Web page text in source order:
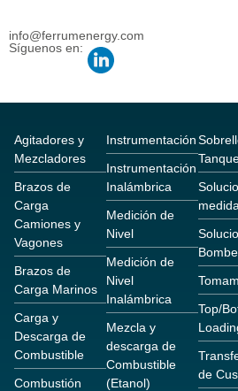
info@ferrumenergy.com
Síguenos en:
Agitadores y
Mezcladores
Brazos de
Carga
Camiones y
Vagones
Brazos de
Carga Marinos
Carga y
Descarga de
Combustible
Combustión
Instrumentación
Instrumentación
Inalámbrica
Medición de
Nivel
Medición de
Nivel
Inalámbrica
Mezcla y
descarga de
Combustible
(Etanol)
medida
Top/
de